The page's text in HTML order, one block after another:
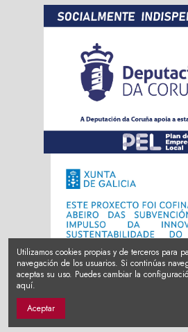
Utilizamos cookies propias y de terceros para
navegación de los usuarios. Si continúas
aceptas su uso. Puedes cambiar la
aquí.
Aceptar